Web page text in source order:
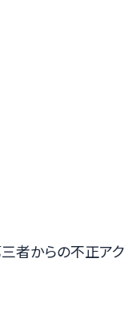
者からの不正ア